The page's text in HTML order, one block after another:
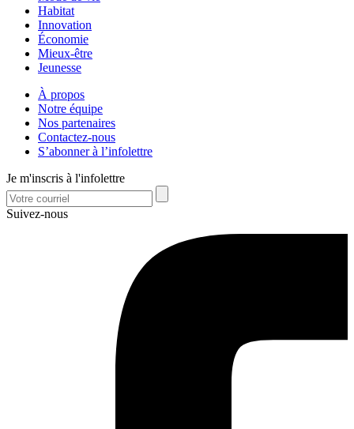
Habitat
Innovation
Économie
Mieux-être
Jeunesse
À propos
Notre équipe
Nos partenaires
Contactez-nous
S’abonner à l’infolettre
Je m'inscris à l'infolettre
Suivez-nous